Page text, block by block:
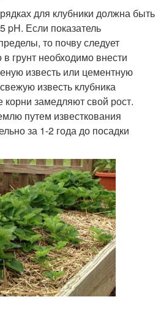
для клубники должна быть
pH. Если показатель
то почву следует
в грунт необходимо внести
известь или цементную
известь клубника
корни замедляют свой рост.
путем известкования
за 1-2 года до посадки